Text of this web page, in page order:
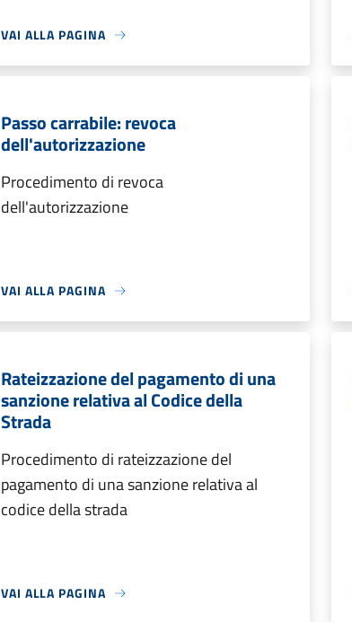
VAI ALLA PAGINA
Passo carrabile: revoca
dell'autorizzazione
Procedimento di revoca
dell'autorizzazione
VAI ALLA PAGINA
Rateizzazione del pagamento di una
sanzione relativa al Codice della
Strada
Procedimento di rateizzazione del
pagamento di una sanzione relativa al
codice della strada
VAI ALLA PAGINA